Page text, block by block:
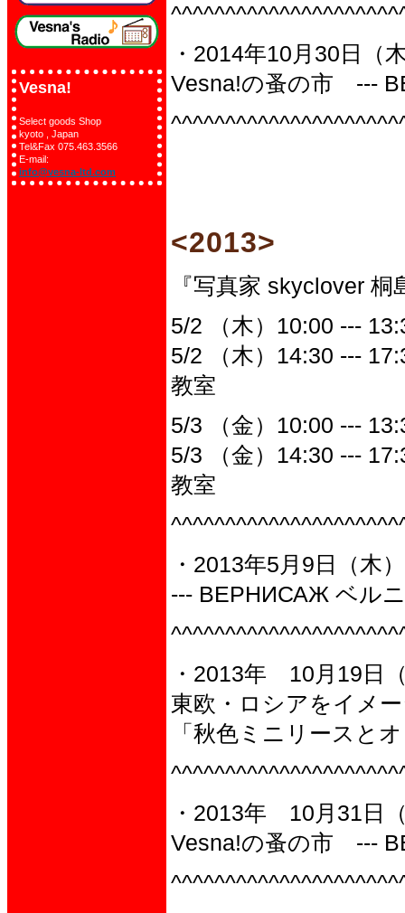
Vesna!
Select goods Shop
kyoto , Japan
Tel&Fax 075.463.3566
E-mail:
info@vesna-ltd.com
・2014年10月30日
Vesna!の蚤の市 ---
<2013>
『写真家 skyclover
5/2 （木）10:00 ---
5/2 （木）14:30 ---
教室
5/3 （金）10:00 ---
5/3 （金）14:30 ---
教室
・2013年5月9日（
--- ВЕРНИСАЖ ベルニ
・2013年 10月19日
東欧・ロシアをイメ
「秋色ミニリースと
・2013年 10月31日
Vesna!の蚤の市 ---